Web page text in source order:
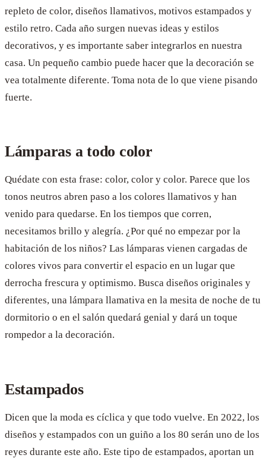
repleto de color, diseños llamativos, motivos estampados y
estilo retro. Cada año surgen nuevas ideas y estilos
decorativos, y es importante saber integrarlos en nuestra
casa. Un pequeño cambio puede hacer que la decoración se
vea totalmente diferente. Toma nota de lo que viene pisando
fuerte.
Lámparas a todo color
Quédate con esta frase: color, color y color. Parece que los
tonos neutros abren paso a los colores llamativos y han
venido para quedarse. En los tiempos que corren,
necesitamos brillo y alegría. ¿Por qué no empezar por la
habitación de los niños? Las lámparas vienen cargadas de
colores vivos para convertir el espacio en un lugar que
derrocha frescura y optimismo. Busca diseños originales y
diferentes, una lámpara llamativa en la mesita de noche de tu
dormitorio o en el salón quedará genial y dará un toque
rompedor a la decoración.
Estampados
Dicen que la moda es cíclica y que todo vuelve. En 2022, los
diseños y estampados con un guiño a los 80 serán uno de los
reyes durante este año. Este tipo de estampados, aportan un